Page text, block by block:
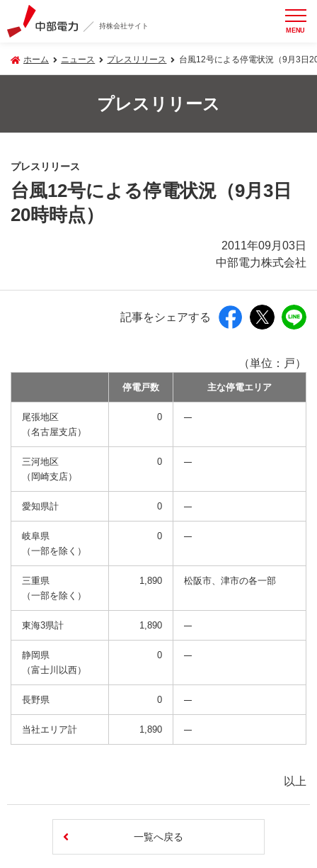
持株会社サイト MENU
ホーム ニュース プレスリリース 台風12号による停電状況（9月3日
プレスリリース
プレスリリース
台風12号による停電状況（9月3日
20時時点）
2011年09月03日
中部電力株式会社
記事をシェアする
（単位：戸）
停電戸数 主な停電エリア
尾張地区
（名古屋支店）
0
三河地区
（岡崎支店）
0
愛知県計 0
岐阜県
（一部を除く）
0
三重県
（一部を除く）
1,890 松阪市、津市の各一部
東海3県計 1,890
静岡県
（富士川以西）
0
長野県 0
当社エリア計 1,890
以上
一覧へ戻る